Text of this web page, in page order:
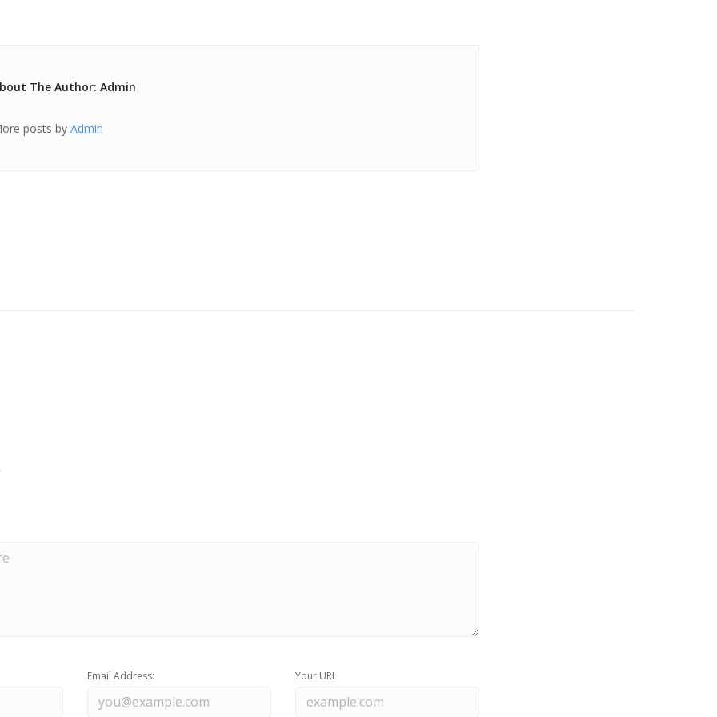
The Author: Admin
posts by Admin
Email Address: Your URL: